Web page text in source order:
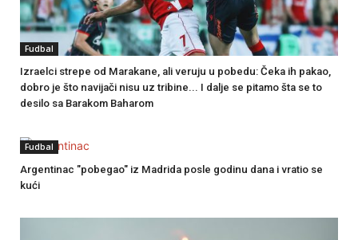
Fudbal
Izraelci strepe od Marakane, ali veruju u pobedu: Čeka ih pakao,
dobro je što navijači nisu uz tribine... I dalje se pitamo šta se to
desilo sa Barakom Baharom
Fudbal
Argentinac "pobegao" iz Madrida posle godinu dana i vratio se
kući